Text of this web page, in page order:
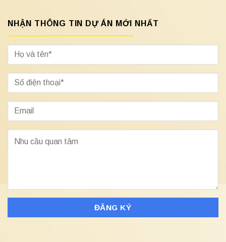
NHẬN THÔNG TIN DỰ ÁN MỚI NHẤT